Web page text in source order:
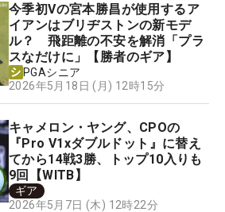
今季初Vの宮本勝昌が使用するア
イアンはブリヂストンの新モデ
ル？ 飛距離の不安を解消「プラ
スなだけに」【勝者のギア】
PGAシニア
2026年5月18日 (月) 12時15分
キャメロン・ヤング、CPOの
『Pro V1xダブルドット』に替え
てから14戦3勝、トップ10入りも
9回【WITB】
ギア
2026年5月7日 (木) 12時22分